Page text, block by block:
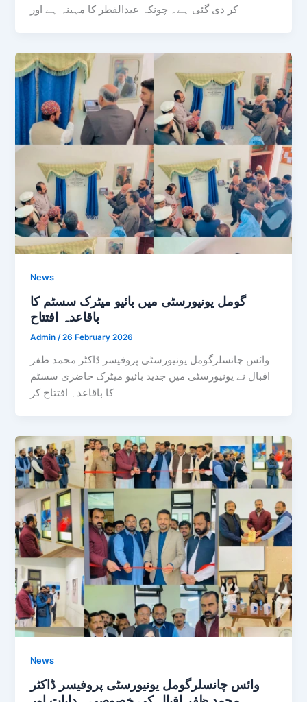
کر دی گئی ہے۔ چونکہ عیدالفطر کا مہینہ ہے اور
News
گومل یونیورسٹی میں بائیو میٹرک سسٹم کا
باقاعدہ افتتاح
Admin/26 February 2026
وائس چانسلرگومل یونیورسٹی پروفیسر ڈاکٹر محمد ظفر
اقبال نے یونیورسٹی میں جدید بائیو میٹرک حاضری سسٹم
کا باقاعدہ افتتاح کر
News
وائس چانسلرگومل یونیورسٹی پروفیسر ڈاکٹر